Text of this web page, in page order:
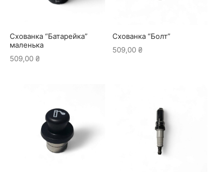
Схованка “Батарейка”
маленька
509,00 ₴
Схованка “Болт”
509,00 ₴